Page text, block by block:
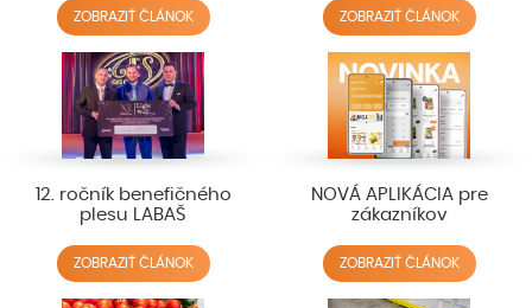
ZOBRAZIŤ ČLÁNOK ZOBRAZIŤ ČLÁNOK
12. ročník benefičného
plesu LABAŠ
ZOBRAZIŤ ČLÁNOK
NOVÁ APLIKÁCIA pre
zákazníkov
ZOBRAZIŤ ČLÁNOK